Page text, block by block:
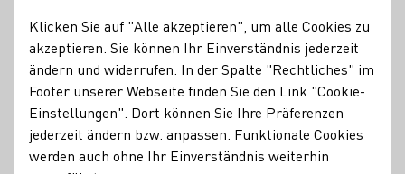
Wein und Speisen
Weinprobe
Qualitätsstandards
Regionen
Ahr
Baden
Franken
Klicken Sie auf "Alle akzeptieren", um alle Cookies zu
akzeptieren. Sie können Ihr Einverständnis jederzeit
ändern und widerrufen. In der Spalte "Rechtliches" im
Footer unserer Webseite finden Sie den Link "Cookie-
Einstellungen". Dort können Sie Ihre Präferenzen
jederzeit ändern bzw. anpassen. Funktionale Cookies
werden auch ohne Ihr Einverständnis weiterhin